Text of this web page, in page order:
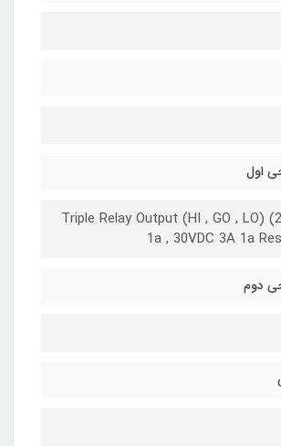
اول
Triple Relay Output (HI , GO , LO)
1a , 30VDC 3A 1a
دوم